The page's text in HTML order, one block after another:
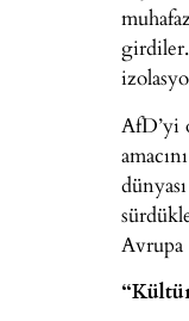
AfD’yi
Avrupa